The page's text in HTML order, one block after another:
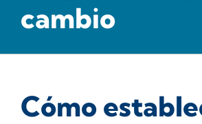
cambio
Cómo